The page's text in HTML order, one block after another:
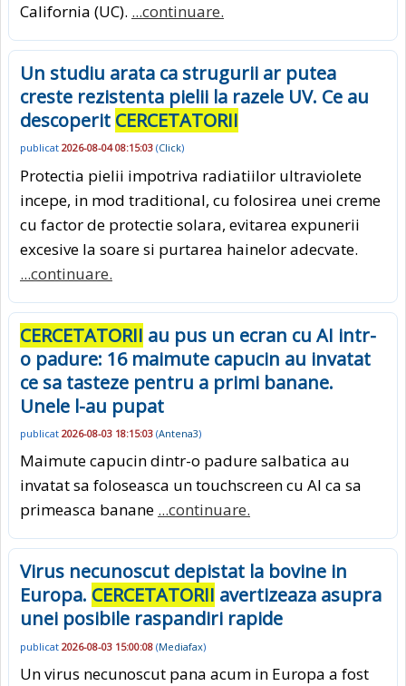
California (UC). ...continuare.
Un studiu arata ca strugurii ar putea
creste rezistenta pielii la razele UV. Ce au
descoperit CERCETATORII
publicat 2026-08-04 08:15:03 (Click)
Protectia pielii impotriva radiatiilor ultraviolete
incepe, in mod traditional, cu folosirea unei creme
cu factor de protectie solara, evitarea expunerii
excesive la soare si purtarea hainelor adecvate.
...continuare.
CERCETATORII au pus un ecran cu AI intr-
o padure: 16 maimute capucin au invatat
ce sa tasteze pentru a primi banane.
Unele l-au pupat
publicat 2026-08-03 18:15:03 (Antena3)
Maimute capucin dintr-o padure salbatica au
invatat sa foloseasca un touchscreen cu AI ca sa
primeasca banane ...continuare.
Virus necunoscut depistat la bovine in
Europa. CERCETATORII avertizeaza asupra
unei posibile raspandiri rapide
publicat 2026-08-03 15:00:08 (Mediafax)
Un virus necunoscut pana acum in Europa a fost